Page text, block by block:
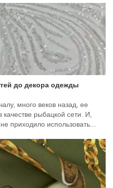
до декора одежды
много веков назад, ее
рыбацкой сети. И,
приходило использовать...